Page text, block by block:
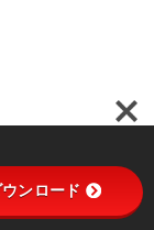
ンロード